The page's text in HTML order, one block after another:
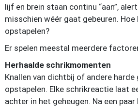
lijf en brein staan continu “aan”,
misschien wéér gaat gebeuren.
opstapelen?
Er spelen meestal meerdere
Herhaalde schrikmomenten
Knallen van dichtbij of andere harde
opstapelen. Elke schrikreactie laat
achter in het geheugen. Na een paar